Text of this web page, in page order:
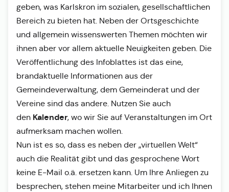
geben, was Karlskron im sozialen, gesellschaftlichen
Bereich zu bieten hat. Neben der Ortsgeschichte
und allgemein wissenswerten Themen möchten wir
ihnen aber vor allem aktuelle Neuigkeiten geben. Die
Veröffentlichung des Infoblattes ist das eine,
brandaktuelle Informationen aus der
Gemeindeverwaltung, dem Gemeinderat und der
Vereine sind das andere. Nutzen Sie auch
den Kalender, wo wir Sie auf Veranstaltungen im Ort
aufmerksam machen wollen.
Nun ist es so, dass es neben der „virtuellen Welt“
auch die Realität gibt und das gesprochene Wort
keine E-Mail o.ä. ersetzen kann. Um Ihre Anliegen zu
besprechen, stehen meine Mitarbeiter und ich Ihnen